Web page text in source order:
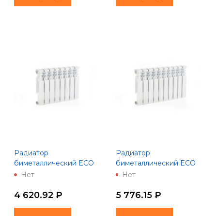
Радиатор
биметаллический ECO
BM350-80- 8 (Lammin)
Нет
4 620.92 ₽
Радиатор
биметаллический ECO
BM350-80-10 (Lammin)
Нет
5 776.15 ₽